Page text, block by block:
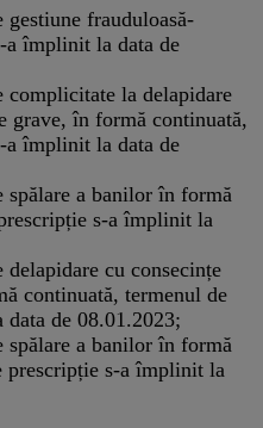
frauduloasă-
a împlinit la data de
la delapidare
grave, în formă continuată,
a împlinit la data de
a banilor în formă
s-a împlinit la
cu consecințe
continuată, termenul de
de 08.01.2023;
a banilor în formă
prescripție s-a împlinit la